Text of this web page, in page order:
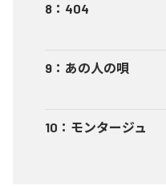
8 ： 404
9 ： あの人の唄
10 ： モンタージュ